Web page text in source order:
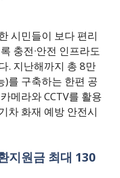
시민들이 보다 편리
충전·안전 인프라도
. 지난해까지 총 8만
)를 구축하는 한편 공
메라와 CCTV를 활용
차 화재 예방 안전시
지원금 최대 130